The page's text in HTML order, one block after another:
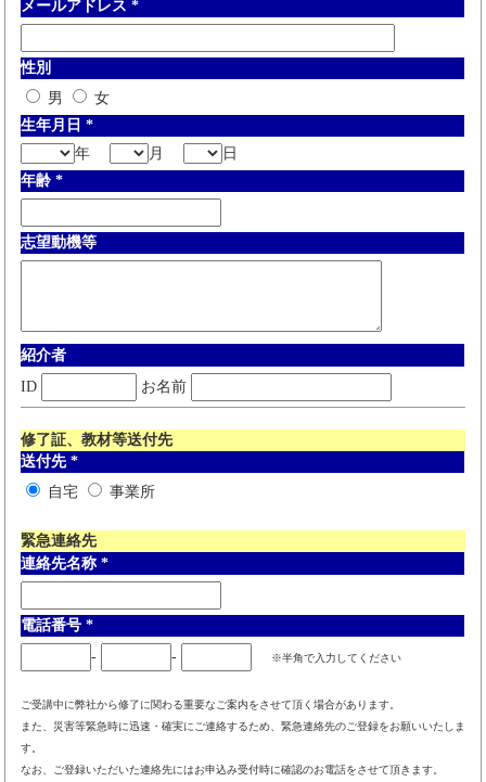
メールアドレス *
性別
男
女
生年月日 *
年
月
日
年齢 *
志望動機等
紹介者
ID
お名前
修了証、教材等送付先
送付先 *
自宅
事業所
緊急連絡先
連絡先名称 *
電話番号 *
-
- ※半角で入力してください
ご受講中に弊社から修了に関わる重要なご案内をさせて頂く場合があります。
また、災害等緊急時に迅速・確実にご連絡するため、緊急連絡先のご登録をお願いいたしま
す。
なお、ご登録いただいた連絡先にはお申込み受付時に確認のお電話をさせて頂きます。